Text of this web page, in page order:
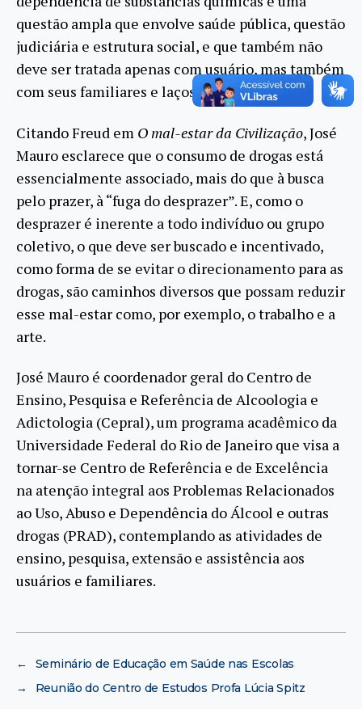
questão ampla que envolve saúde pública, questão
judiciária e estrutura social, e que também não
deve ser tratada apenas com usuário, mas também
com seus familiares e laços mais próximos.
Citando Freud em O mal-estar da Civilização, José
Mauro esclarece que o consumo de drogas está
essencialmente associado, mais do que à busca
pelo prazer, à “fuga do desprazer”. E, como o
desprazer é inerente a todo indivíduo ou grupo
coletivo, o que deve ser buscado e incentivado,
como forma de se evitar o direcionamento para as
drogas, são caminhos diversos que possam reduzir
esse mal-estar como, por exemplo, o trabalho e a
arte.
José Mauro é coordenador geral do Centro de
Ensino, Pesquisa e Referência de Alcoologia e
Adictologia (Cepral), um programa acadêmico da
Universidade Federal do Rio de Janeiro que visa a
tornar-se Centro de Referência e de Excelência
na atenção integral aos Problemas Relacionados
ao Uso, Abuso e Dependência do Álcool e outras
drogas (PRAD), contemplando as atividades de
ensino, pesquisa, extensão e assistência aos
usuários e familiares.
←
Seminário de Educação em Saúde nas Escolas
→
Reunião do Centro de Estudos Profa Lúcia Spitz